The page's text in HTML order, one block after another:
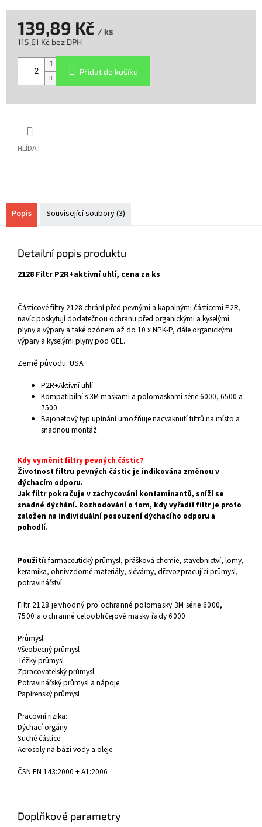
HLÍDAT
139,89 Kč / ks
115,61 Kč bez DPH
Přidat do košíku
Popis Související soubory (3)
Detailní popis produktu
2128 Filtr P2R+aktivní uhlí, cena za ks
Částicové filtry 2128 chrání před pevnými a kapalnými částicemi P2R,
navíc poskytují dodatečnou ochranu před organickými a kyselými
plyny a výpary a také ozónem až do 10 x NPK-P, dále organickými
výpary a kyselými plyny pod OEL.
Země původu: USA
P2R+Aktivní uhlí
Kompatibilní s 3M maskami a polomaskami série 6000, 6500 a
7500
Bajonetový typ upínání umožňuje nacvaknutí filtrů na místo a
snadnou montáž
Kdy vyměnit filtry pevných částic?
Životnost filtru pevných částic je indikována změnou v
dýchacím odporu.
Jak filtr pokračuje v zachycování kontaminantů, sníží se
snadné dýchání. Rozhodování o tom, kdy vyřadit filtr je proto
založen na individuální posouzení dýchacího odporu a
pohodlí.
Použití:farmaceutický průmysl, prášková chemie, stavebnictví, lomy,
keramika, ohnivzdorné materiály, slévárny, dřevozpracující průmysl,
potravinářství.
Filtr 2128 je vhodný pro ochranné polomasky 3M série 6000,
7500 a ochranné celoobličejové masky řady 6000
Průmysl:
Všeobecný průmysl
Těžký průmysl
Zpracovatelský průmysl
Potravinářský průmysl a nápoje
Papírenský průmysl
Pracovní rizika:
Dýchací orgány
Suché částice
Aerosoly na bázi vody a oleje
ČSN EN 143:2000 + A1:2006
Doplňkové parametry